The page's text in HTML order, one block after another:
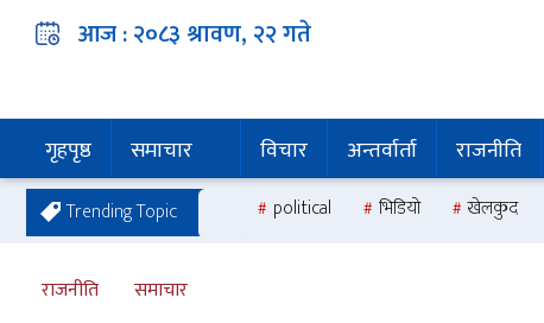
आज :२०८३ श्रावण, २२गते
गृहपृष्ठ समाचार विचार अन्तर्वार्ता राजनीति
Trending Topic political भिडियो खेलकुद
राजनीति समाचार